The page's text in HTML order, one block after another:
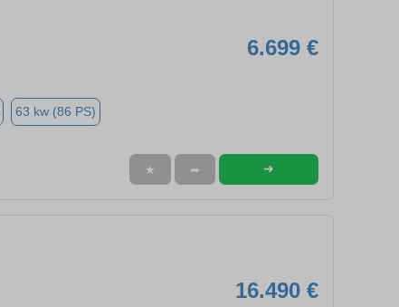
6.699 €
63 kw (86 PS)
★ ➦ ➜
16.490 €